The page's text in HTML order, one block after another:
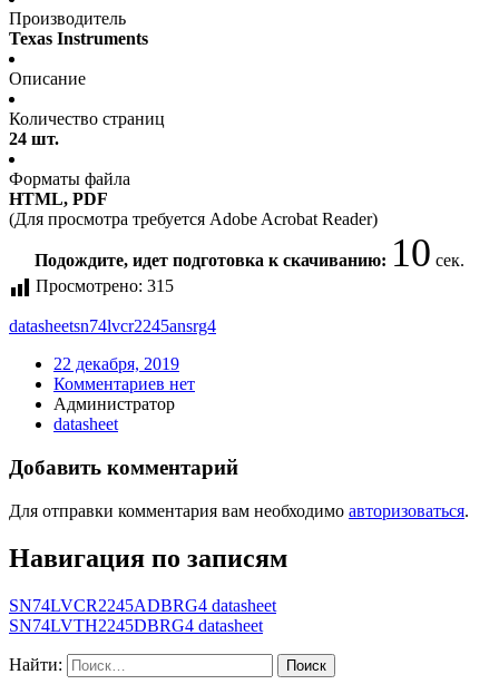
Производитель
Texas Instruments
Описание
Количество страниц
24 шт.
Форматы файла
HTML, PDF
(Для просмотра требуется Adobe Acrobat Reader)
Подождите, идет подготовка к скачиванию: 10 сек.
Просмотрено: 315
datasheetsn74lvcr2245ansrg4
22 декабря, 2019
Комментариев нет
Администратор
datasheet
Добавить комментарий
Для отправки комментария вам необходимо авторизоваться.
Навигация по записям
SN74LVCR2245ADBRG4 datasheet
SN74LVTH2245DBRG4 datasheet
Найти: